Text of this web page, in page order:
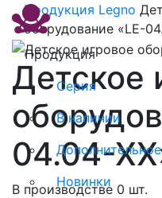
Продукция
Серия
В наличии
Новинки
Продукция Legno
оборудование «LE-
Детское
04.04-
В производстве 0 шт.